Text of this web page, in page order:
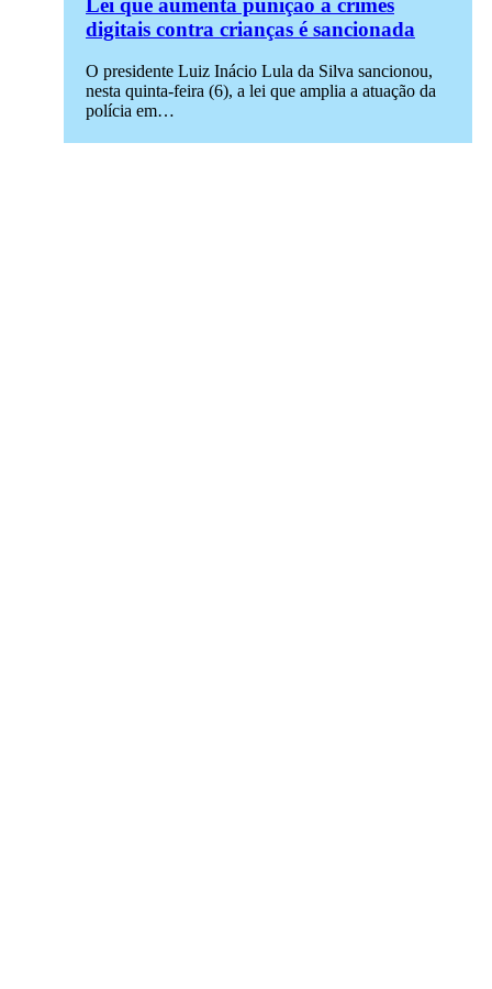
digitais contra crianças é sancionada
O presidente Luiz Inácio Lula da Silva sancionou,
nesta quinta-feira (6), a lei que amplia a atuação da
polícia em…